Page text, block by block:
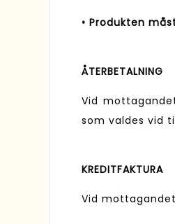
• Produkten
ÅTERBETALNING
Vid
som valdes vid
KREDITFAKTURA
Vid